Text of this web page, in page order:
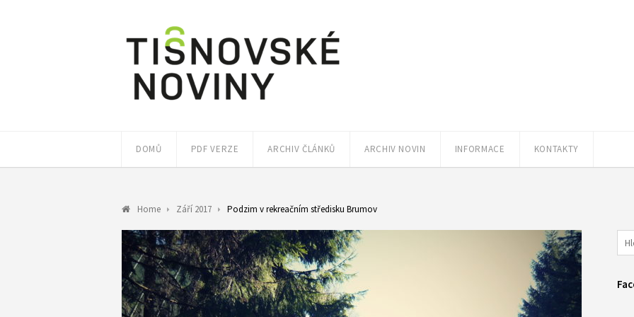
DOMŮ PDF VERZE ARCHIV ČLÁNKŮ ARCHIV NOVIN INFORMACE KONTAKTY
Home Září 2017 Podzim v rekreačním středisku Brumov